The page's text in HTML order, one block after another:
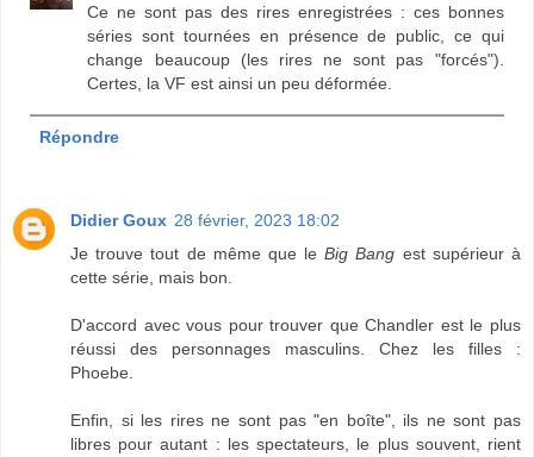
Ce ne sont pas des rires enregistrées : ces bonnes
séries sont tournées en présence de public, ce qui
change beaucoup (les rires ne sont pas "forcés").
Certes, la VF est ainsi un peu déformée.
Répondre
Didier Goux 28 février, 2023 18:02
Je trouve tout de même que leBig Bang est supérieur à
cette série, mais bon.
D'accord avec vous pour trouver que Chandler est le plus
réussi des personnages masculins. Chez les filles :
Phoebe.
Enfin, si les rires ne sont pas "en boîte", ils ne sont pas
libres pour autant : les spectateurs, le plus souvent, rient